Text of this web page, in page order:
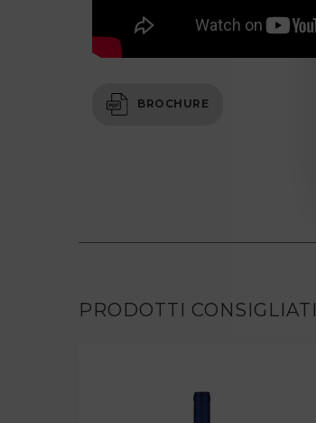
BROCHURE
PRODOTTI CONSIGLIATI